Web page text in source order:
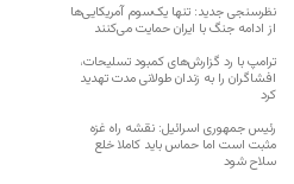
نظرسنجی جدید: تنها یک‌سوم آمریکایی‌ها
از ادامه جنگ با ایران حمایت می‌کنند
ترامپ با رد گزارش‌های کمبود تسلیحات،
افشاگران را به زندان طولانی مدت تهدید
کرد
رئیس‌ جمهوری اسرائیل: نقشه راه غزه
مثبت است اما حماس باید کاملا خلع
سلاح شود